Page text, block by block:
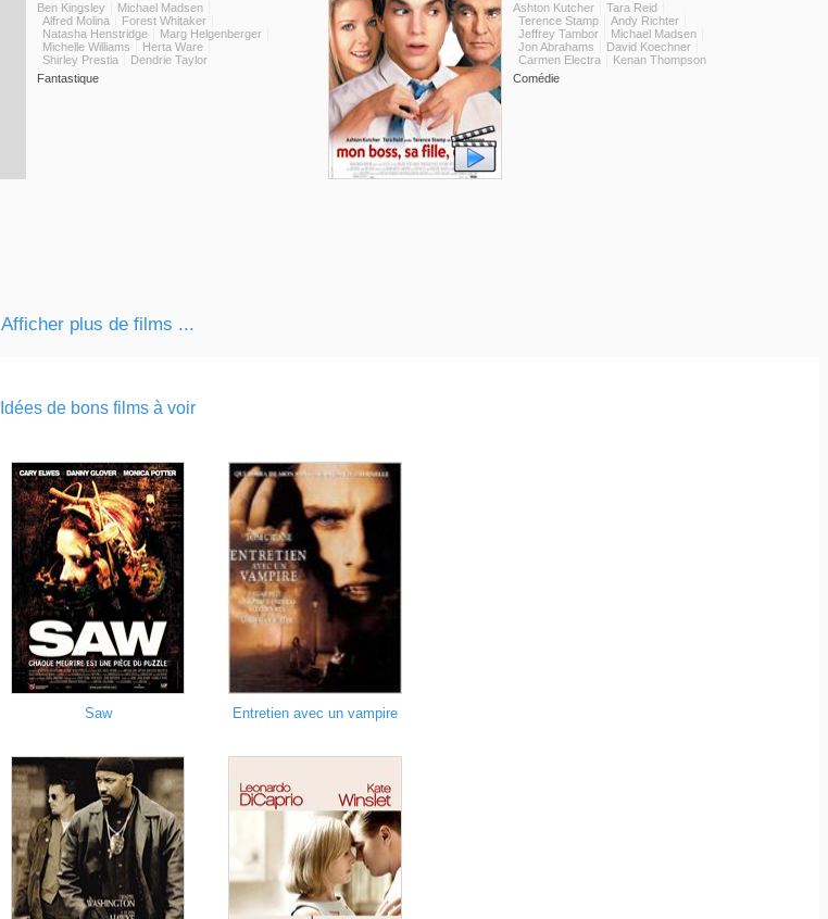
Ben Kingsley
Michael Madsen
Alfred Molina
Forest Whitaker
Natasha Henstridge
Marg Helgenberger
Michelle Williams
Herta Ware
Shirley Prestia
Dendrie Taylor
Fantastique
Ashton Kutcher
Tara Reid
Terence Stamp
Andy Richter
Jeffrey Tambor
Michael Madsen
Jon Abrahams
David Koechner
Carmen Electra
Kenan Thompson
Comédie
Afficher plus de films ...
Idées de bons films à voir
Saw Entretien avec un vampire